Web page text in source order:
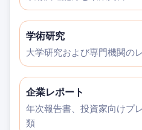
学術研究
大学研究および専門機関の
企業レポート
年次報告書、投資家向けプ
類